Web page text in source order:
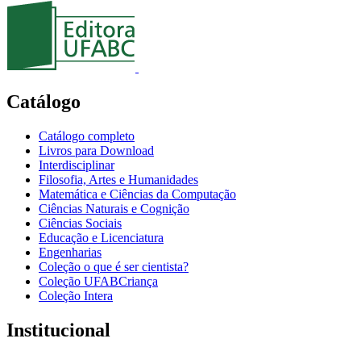
Catálogo
Catálogo completo
Livros para Download
Interdisciplinar
Filosofia, Artes e Humanidades
Matemática e Ciências da Computação
Ciências Naturais e Cognição
Ciências Sociais
Educação e Licenciatura
Engenharias
Coleção o que é ser cientista?
Coleção UFABCriança
Coleção Intera
Institucional